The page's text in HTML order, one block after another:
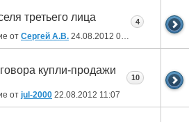
третьего лица
от Сергей А.В. 24.08.2012 09:08
4
купли-продажи
от jul-2000 22.08.2012 11:07
10